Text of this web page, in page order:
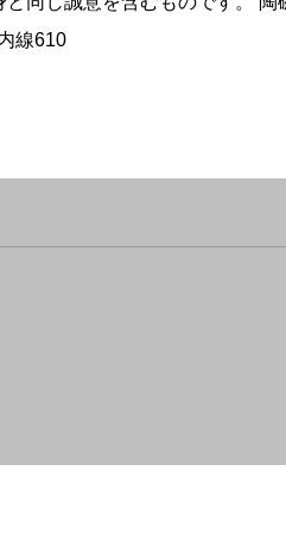
線610